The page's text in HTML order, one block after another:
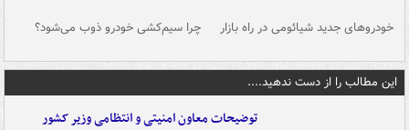
خودروهای جدید شیائومی در راه بازار چرا سیم‌کشی خودرو ذوب می‌شود؟
این مطالب را از دست ندهید....
توضیحات معاون امنیتی و انتظامی وزیر کشور